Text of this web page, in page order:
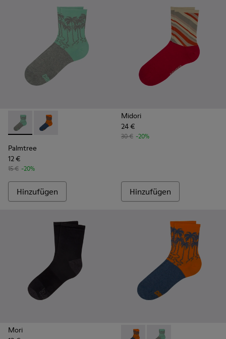
Palmtree - CA023-001 - Multicolor
Palmtree - CA023-002 - Multicolor
Palmtree
12 €
15 € -20%
Hinzufügen
Midori
24 €
30 € -20%
Hinzufügen
Mori